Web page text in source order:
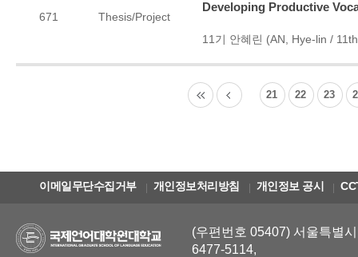
671 Thesis/Project
Developing Productive
11기 안혜린 (AN, Hye-lin /
21 22 23
이메일무단수집거부 개인정보처리방침 개인정보 공시
(우편번호 05407) 서울특별
6477-5114,